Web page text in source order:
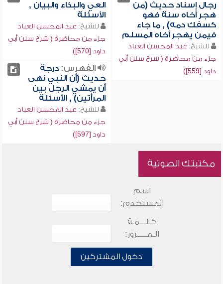
رجال إسناد حديث (من
هجر أخاه سنة فهو
كسفك دمه) , ما جاء
فيمن يهجر أخاه المسلم
للشيخ: عبد المحسن العباد
جزء من محاضرة ( شرح سنن أبي
داود [559])
العي والبذاء والبيان ,
الأسئلة
للشيخ: عبد المحسن العباد
جزء من محاضرة ( شرح سنن أبي
داود [570])
الفهرس:درجة
حديث (أن النبي نهى
أن يمشي الرجل بين
المرأتين) , الأسئلة
للشيخ: عبد المحسن العباد
جزء من محاضرة ( شرح سنن أبي
داود [597])
مكتبتك الصوتية
اسم
المستخدم:
كـلـــمـة
الـمـــــرور:
دخول المشتركين